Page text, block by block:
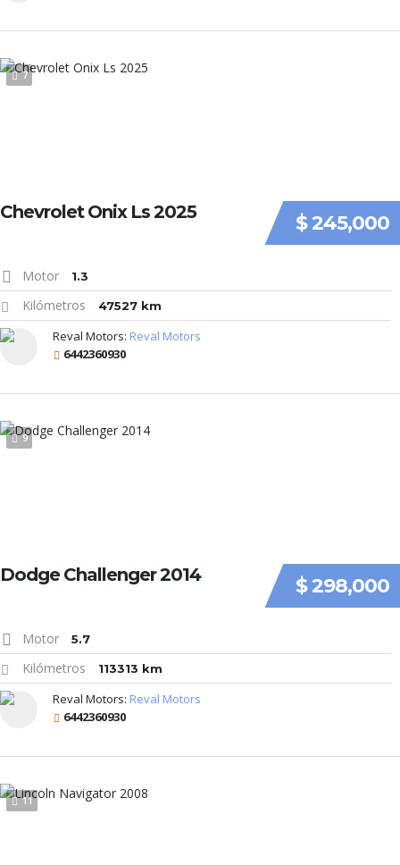
7
$ 245,000
Chevrolet Onix Ls 2025
Motor 1.3
Kilómetros 47527 km
Reval Motors: Reval Motors
6442360930
9
$ 298,000
Dodge Challenger 2014
Motor 5.7
Kilómetros 113313 km
Reval Motors: Reval Motors
6442360930
11